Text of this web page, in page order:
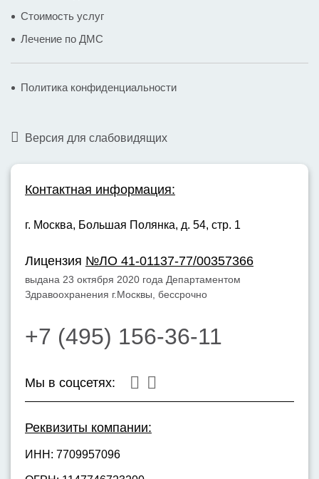
Стоимость услуг
Лечение по ДМС
Политика конфиденциальности
Версия для слабовидящих
Контактная информация:
г. Москва, Большая Полянка, д. 54, стр. 1
Лицензия №ЛО 41-01137-77/00357366
выдана 23 октября 2020 года Департаментом
Здравоохранения г.Москвы, бессрочно
+7 (495) 156-36-11
Мы в соцсетях:
Реквизиты компании:
ИНН: 7709957096